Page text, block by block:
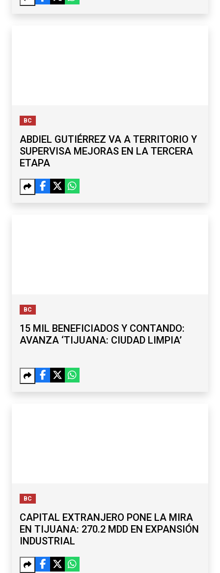
BC
ABDIEL GUTIÉRREZ VA A TERRITORIO Y
SUPERVISA MEJORAS EN LA TERCERA
ETAPA
BC
15 MIL BENEFICIADOS Y CONTANDO:
AVANZA ‘TIJUANA: CIUDAD LIMPIA’
BC
CAPITAL EXTRANJERO PONE LA MIRA
EN TIJUANA: 270.2 MDD EN EXPANSIÓN
INDUSTRIAL